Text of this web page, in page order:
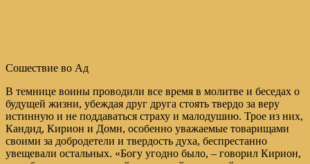
Сошествие во Ад
В темнице воины проводили все время в молитве и беседах о
будущей жизни, убеждая друг друга стоять твердо за веру
истинную и не поддаваться страху и малодушию. Трое из них,
Кандид, Кирион и Домн, особенно уважаемые товарищами
своими за добродетели и твердость духа, беспрестанно
увещевали остальных. «Богу угодно было, – говорил Кирион,